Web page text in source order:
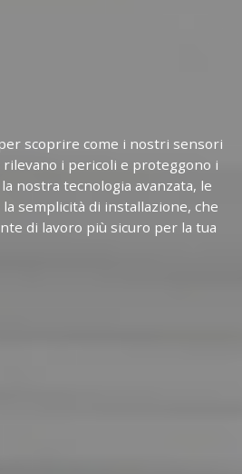
scoprire come i nostri sensori
i pericoli e proteggono i
nostra tecnologia avanzata, le
semplicità di installazione, che
di lavoro più sicuro per la tua